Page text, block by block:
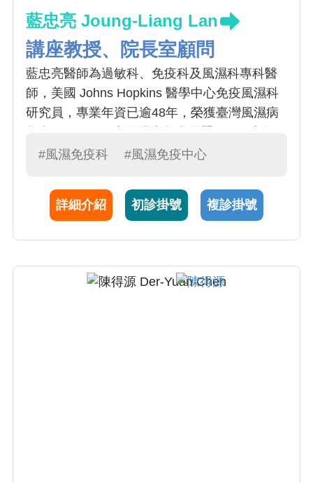
藍忠亮 Joung-Liang Lan
講座教授、院長室顧問
藍忠亮醫師為過敏科、免疫科及風濕科專科醫
師，美國 Johns Hopkins 醫學中心免疫風濕科
研究員，專業年資已逾48年，榮獲臺灣風濕病
獎，曾任TCR理事長(2009-2011) 。目前擔任中
領域包括自體免疫疾病(如SLE及RA)與結締組
織疾病併發間質肺病變。研究團隊主開發新穎
主持人， 收案人數及品質多次居全球之冠。
#風濕免疫科 #風濕免疫中心
詳細介紹 初診掛號 複診掛號